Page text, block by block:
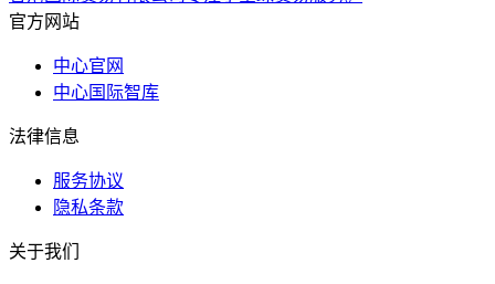
官方网站
中心官网
中心国际智库
法律信息
服务协议
隐私条款
关于我们